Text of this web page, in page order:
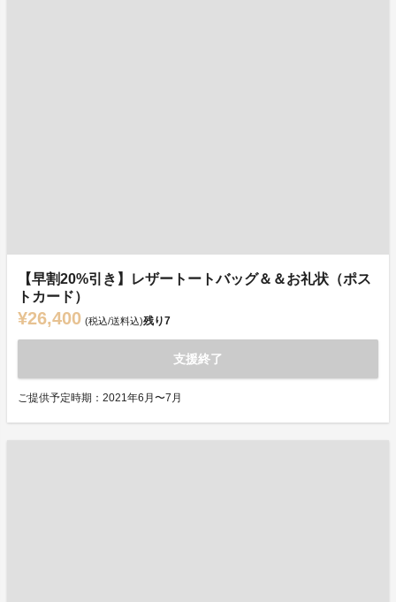
【早割20%引き】レザートートバッグ＆＆お礼状（ポス
トカード）
¥26,400 (税込/送料込)残り7
支援終了
ご提供予定時期：2021年6月〜7月